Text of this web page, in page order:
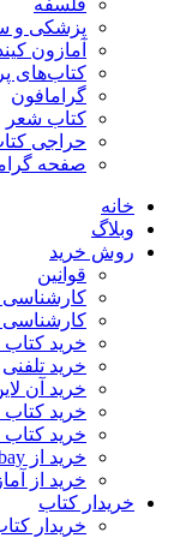
فلسفه
پزشکی و
آمازون
کتاب‌های
گرامافون
کتاب شعر
حراجی
صفحه
خانه
وبلاگ
روش خرید
قوانین
کارشناسی
خرید
خرید تلفنی
خرید آن
خرید
خرید
خرید از ebay
خرید از
خریدار کتاب
خریدار